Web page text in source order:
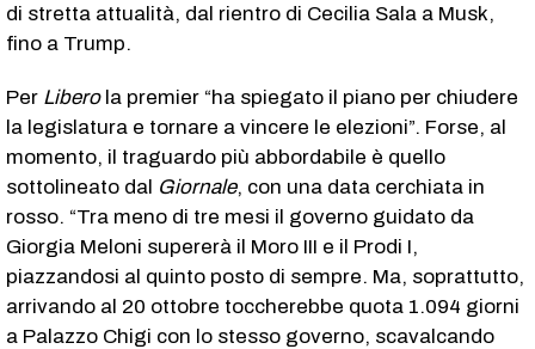
di stretta attualità, dal rientro di Cecilia Sala a Musk,
fino a Trump.
Per Liberola premier “ha spiegato il piano per chiudere
la legislatura e tornare a vincere le elezioni”. Forse, al
momento, il traguardo più abbordabile è quello
sottolineato dal Giornale, con una data cerchiata in
rosso. “Tra meno di tre mesi il governo guidato da
Giorgia Meloni supererà il Moro III e il Prodi I,
piazzandosi al quinto posto di sempre. Ma, soprattutto,
arrivando al 20 ottobre toccherebbe quota 1.094 giorni
a Palazzo Chigi con lo stesso governo, scavalcando